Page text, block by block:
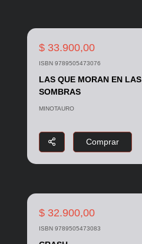
$ 33.900,00
ISBN 9789505473076
LAS QUE MORAN EN LAS
SOMBRAS
MINOTAURO
Comprar
$ 32.900,00
ISBN 9789505473083